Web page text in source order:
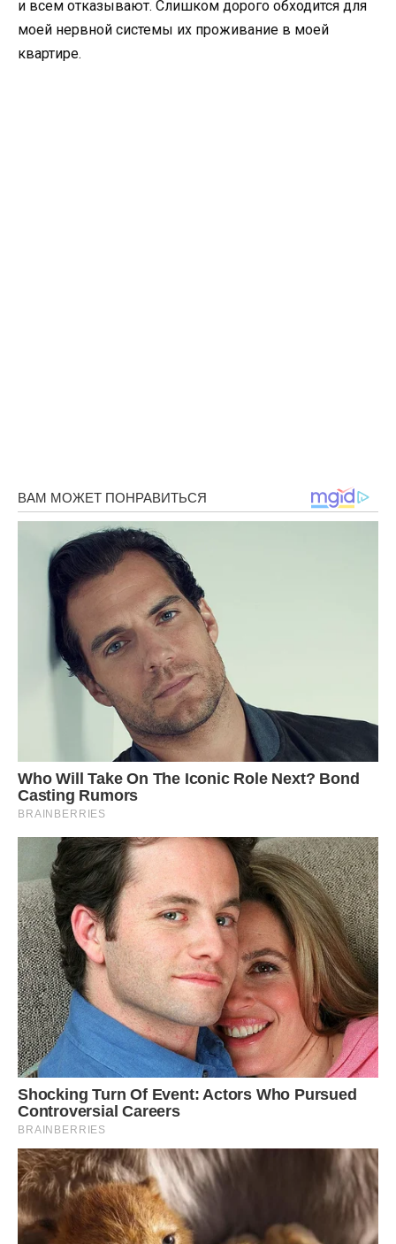
и всем отказывают. Слишком дорого обходится для
моей нервной системы их проживание в моей
квартире.